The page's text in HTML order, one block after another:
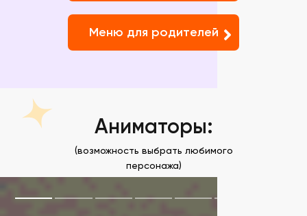
Меню для родителей
Меню для детей
Меню для родителей
(возможность выбрать любимого
персонажа)
Аниматоры: